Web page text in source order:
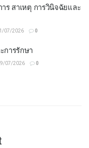
ร สาเหตุ การวินิจฉัยและ
07/2026 0
การรักษา
07/2026 0